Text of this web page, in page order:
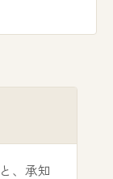
、承知